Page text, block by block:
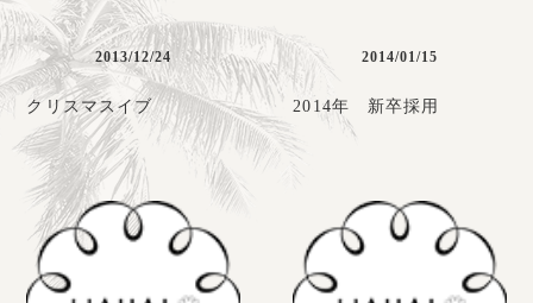
2013/12/24
クリスマスイブ
2014/01/15
2014年 新卒採用